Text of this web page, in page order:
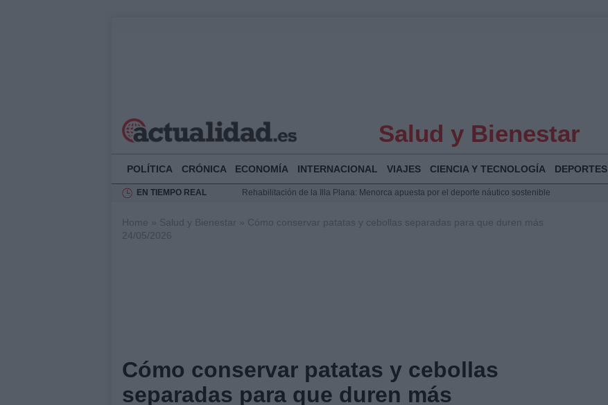
Salud y Bienestar
POLÍTICA CRÓNICA ECONOMÍA INTERNACIONAL VIAJES CIENCIA Y TECNOLOGÍA DEPORTES
EN TIEMPO REAL
Rehabilitación de la Illa Plana: Menorca apuesta por el deporte náutico sostenible
La compra del ático de Chamberí por 6,3 millones: detalles y controversias
Home » Salud y Bienestar » Cómo conservar patatas y cebollas separadas para que duren más
24/05/2026
Cómo conservar patatas y cebollas
separadas para que duren más